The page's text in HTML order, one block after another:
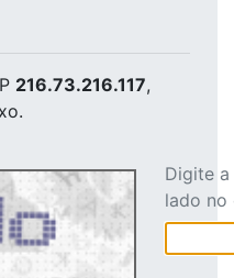
216.73.216.117,
Digite
lado no